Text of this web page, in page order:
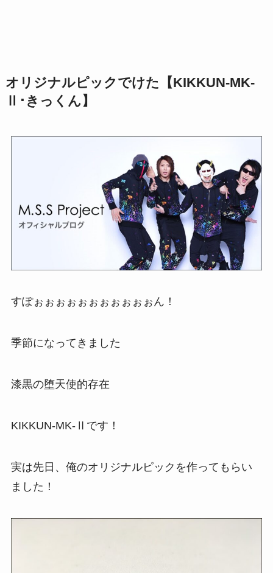
オリジナルピックでけた【KIKKUN-MK-
Ⅱ･きっくん】
すぽぉぉぉぉぉぉぉぉぉぉぉん！
季節になってきました
漆黒の堕天使的存在
KIKKUN-MK-Ⅱです！
実は先日、俺のオリジナルピックを作ってもらい
ました！